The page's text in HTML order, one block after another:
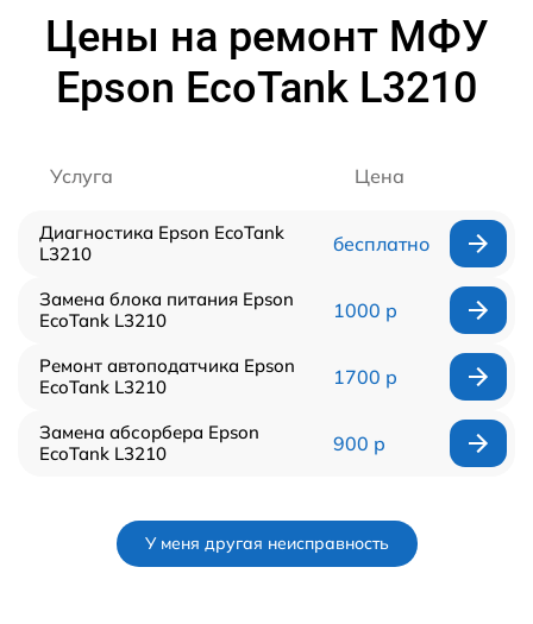
Цены на ремонт МФУ
Epson EcoTank L3210
Услуга Цена
Диагностика Epson EcoTank
L3210
бесплатно
Замена блока питания Epson
EcoTank L3210
1000 р
Ремонт автоподатчика Epson
EcoTank L3210
1700 р
Замена абсорбера Epson
EcoTank L3210
900 р
У меня другая неисправность